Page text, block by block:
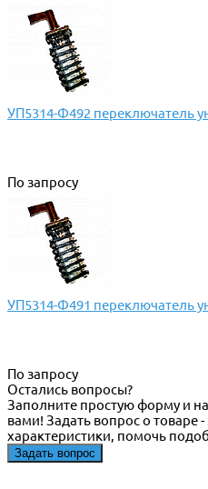
УП5314-Ф492 переключатель
По запросу
УП5314-Ф491 переключатель
По запросу
Остались вопросы?
Заполните простую форму и
вами! Задать вопрос о товаре
характеристики, помочь
Задать вопрос